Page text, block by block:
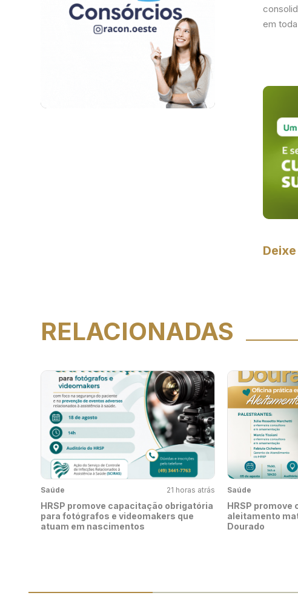
em
RELACIONADAS
Saúde 21 horas atrás
HRSP promove capacitação obrigatória
para fotógrafos e videomakers que
atuam em nascimentos
Saúde
HRSP
aleitamento
Dourado